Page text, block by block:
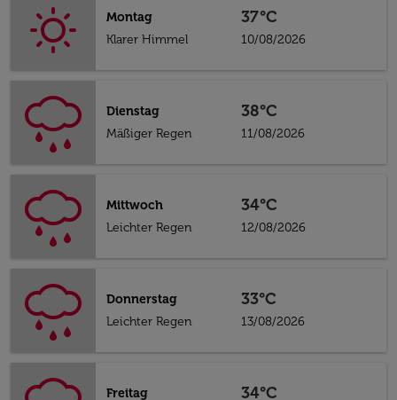
Montag
Klarer Himmel
37°C
10/08/2026
Dienstag
Mäßiger Regen
38°C
11/08/2026
Mittwoch
Leichter Regen
34°C
12/08/2026
Donnerstag
Leichter Regen
33°C
13/08/2026
Freitag
34°C